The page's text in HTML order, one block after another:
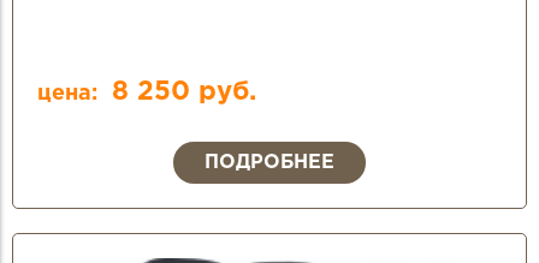
цена: 8 250 руб.
ПОДРОБНЕЕ